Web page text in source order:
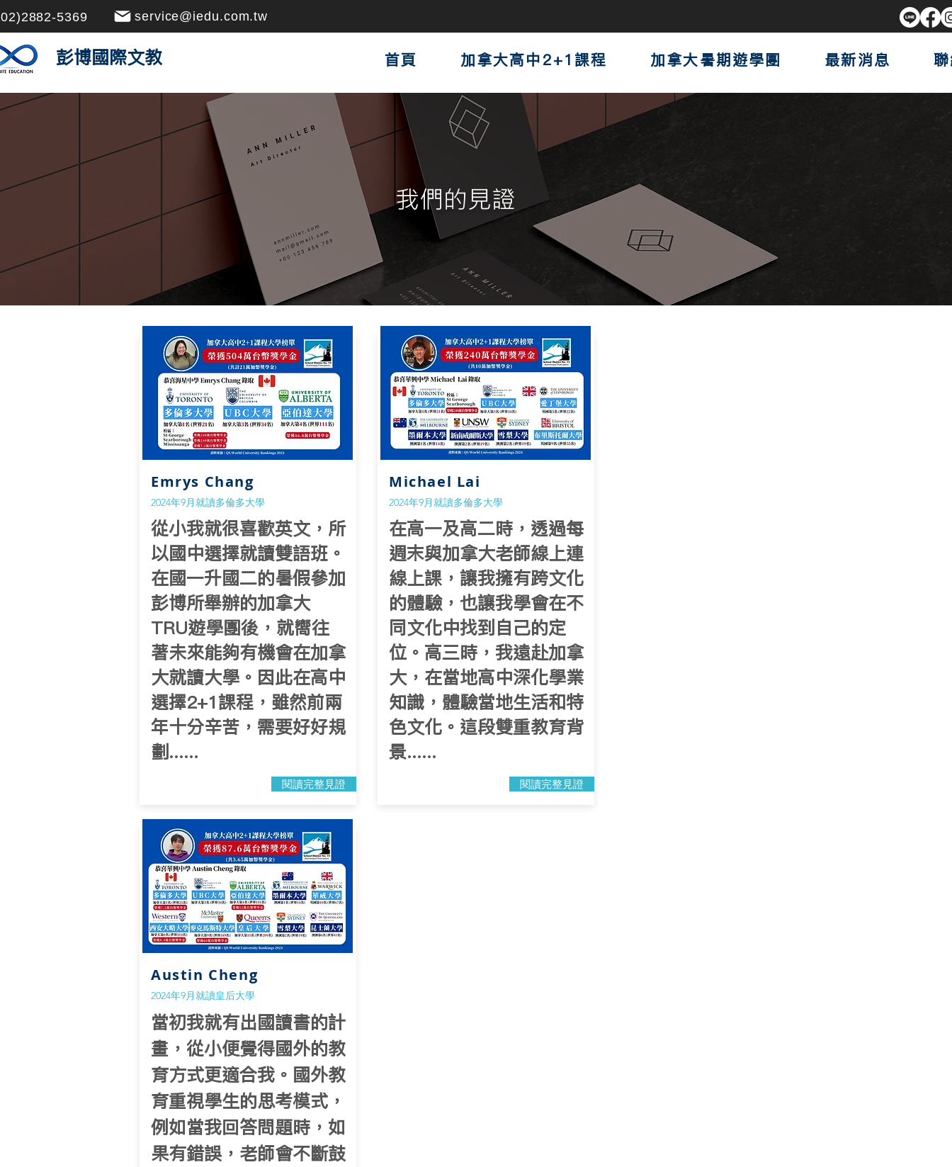
5369 service@iedu.com.tw
​彭博國際文教 首頁 加拿大高中2+1課程 加拿大暑期遊學團 最新消息
我們的見證
Emrys Chang
2024年9月就讀多倫多大學
從小我就很喜歡英文，所
以國中選擇就讀雙語班。
在國一升國二的暑假參加
彭博所舉辦的加拿大
TRU遊學團後，就嚮往
著未來能夠有機會在加拿
大就讀大學。因此在高中
選擇2+1課程，雖然前兩
年十分辛苦，需要好好規
劃......
閱讀完整見證
Michael Lai
2024年9月就讀多倫多大學
在高一及高二時，透過每
週末與加拿大老師線上連
線上課，讓我擁有跨文化
的體驗，也讓我學會在不
同文化中找到自己的定
位。高三時，我遠赴加拿
大，在當地高中深化學業
知識，體驗當地生活和特
色文化。這段雙重教育背
景......
閱讀完整見證
Austin Cheng
2024年9月就讀皇后大學
當初我就有出國讀書的計
畫，從小便覺得國外的教
育方式更適合我。國外教
育重視學生的思考模式，
例如當我回答問題時，如
果有錯誤，老師會不斷鼓